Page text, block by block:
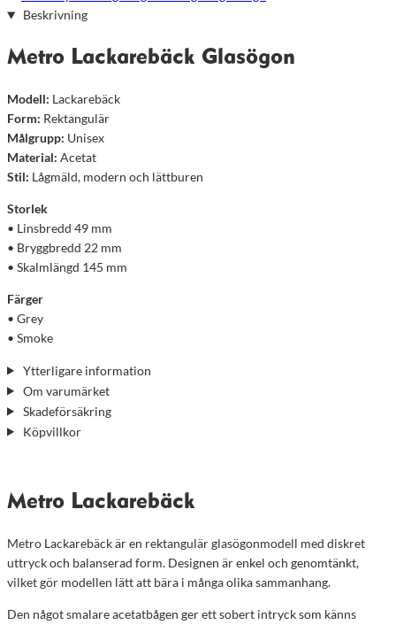
Beskrivning
Metro Lackarebäck Glasögon
Modell: Lackarebäck
Form: Rektangulär
Målgrupp: Unisex
Material: Acetat
Stil: Lågmäld, modern och lättburen
Storlek
• Linsbredd 49 mm
• Bryggbredd 22 mm
• Skalmlängd 145 mm
Färger
• Grey
• Smoke
Ytterligare information
Om varumärket
Skadeförsäkring
Köpvillkor
Metro Lackarebäck
Metro Lackarebäck är en rektangulär glasögonmodell med diskret
uttryck och balanserad form. Designen är enkel och genomtänkt,
vilket gör modellen lätt att bära i många olika sammanhang.
Den något smalare acetatbågen ger ett sobert intryck som känns